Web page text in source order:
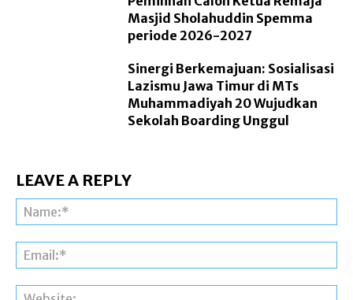
Masjid Sholahuddin Spemma
periode 2026-2027
Sinergi Berkemajuan: Sosialisasi
Lazismu Jawa Timur di MTs
Muhammadiyah 20 Wujudkan
Sekolah Boarding Unggul
LEAVE A REPLY